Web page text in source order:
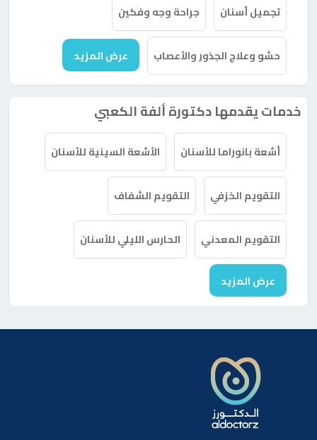
تجميل أسنان جراحة وجه وفكين
حشو وعلاج الجذور والأعصاب عرض المزيد
خدمات يقدمها دكتورة ألفة الكعبي
أشعة بانوراما للأسنان الأشعة السينية للأسنان
التقويم الخزفي التقويم الشفاف
التقويم المعدني الحارس الليلي للأسنان
عرض المزيد